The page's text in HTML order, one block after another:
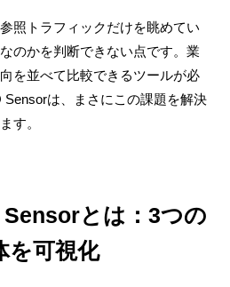
照トラフィックだけを眺めてい
のかを判断できない点です。業
を並べて比較できるツールが必
Sensorは、まさにこの課題を解決
す。
とは：3つの
を可視化